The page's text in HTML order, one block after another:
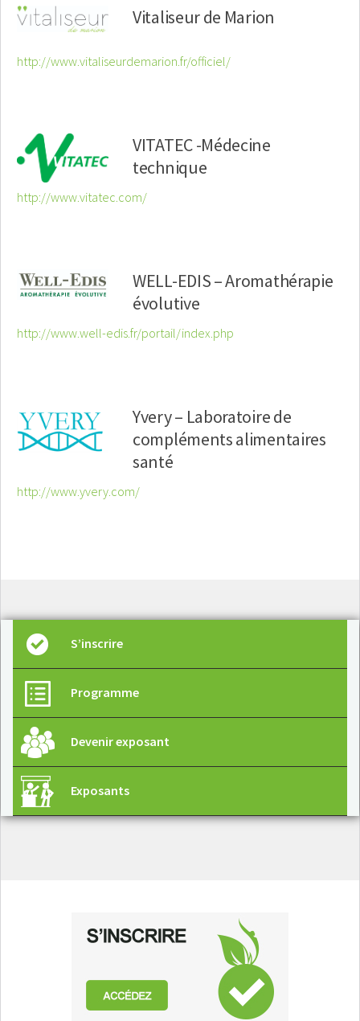
Vitaliseur de Marion
http://www.vitaliseurdemarion.fr/officiel/
VITATEC -Médecine
technique
http://www.vitatec.com/
WELL-EDIS – Aromathérapie
évolutive
http://www.well-edis.fr/portail/index.php
Yvery – Laboratoire de
compléments alimentaires
santé
http://www.yvery.com/
S’inscrire
Programme
Devenir exposant
Exposants